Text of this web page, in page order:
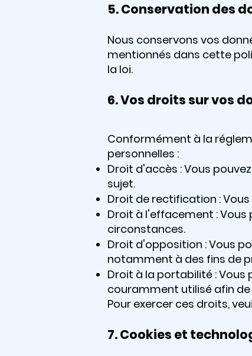
5. Conservation des
Nous conservons vos
mentionnés dans cette
la loi.
6. Vos droits sur vos
Conformément à la
personnelles :
Droit d'accès : Vous
sujet.
Droit de rectification :
Droit à l'effacement :
circonstances.
Droit d'opposition : Vous
notamment à des fins de
Droit à la portabilité :
couramment utilisé afin
Pour exercer ces droits,
7. Cookies et